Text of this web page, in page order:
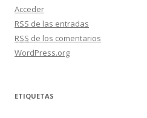
Acceder
RSS de las entradas
RSS de los comentarios
WordPress.org
ETIQUETAS